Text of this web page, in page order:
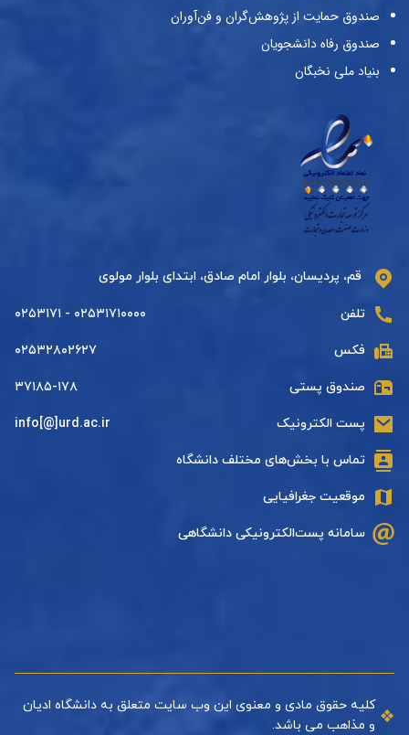
صندوق حمایت از پژوهش‌گران و فن‌آوران
صندوق رفاه دانشجویان
بنیاد ملی نخبگان
قم، پردیسان، بلوار امام صادق، ابتدای بلوار مولوی
تلفن ۰۲۵۳۱۷۱۰۰۰۰ - ۰۲۵۳۱۷۱
فکس ۰۲۵۳۲۸۰۲۶۲۷
صندوق پستی ۳۷۱۸۵-۱۷۸
پست الکترونیک info[@]urd.ac.ir
تماس با بخش‌های مختلف دانشگاه
موقعیت جغرافیایی
سامانه پست‌الکترونیکی دانشگاهی
کلیه حقوق مادی و معنوی این وب سایت متعلق به دانشگاه ادیان
و مذاهب می باشد.